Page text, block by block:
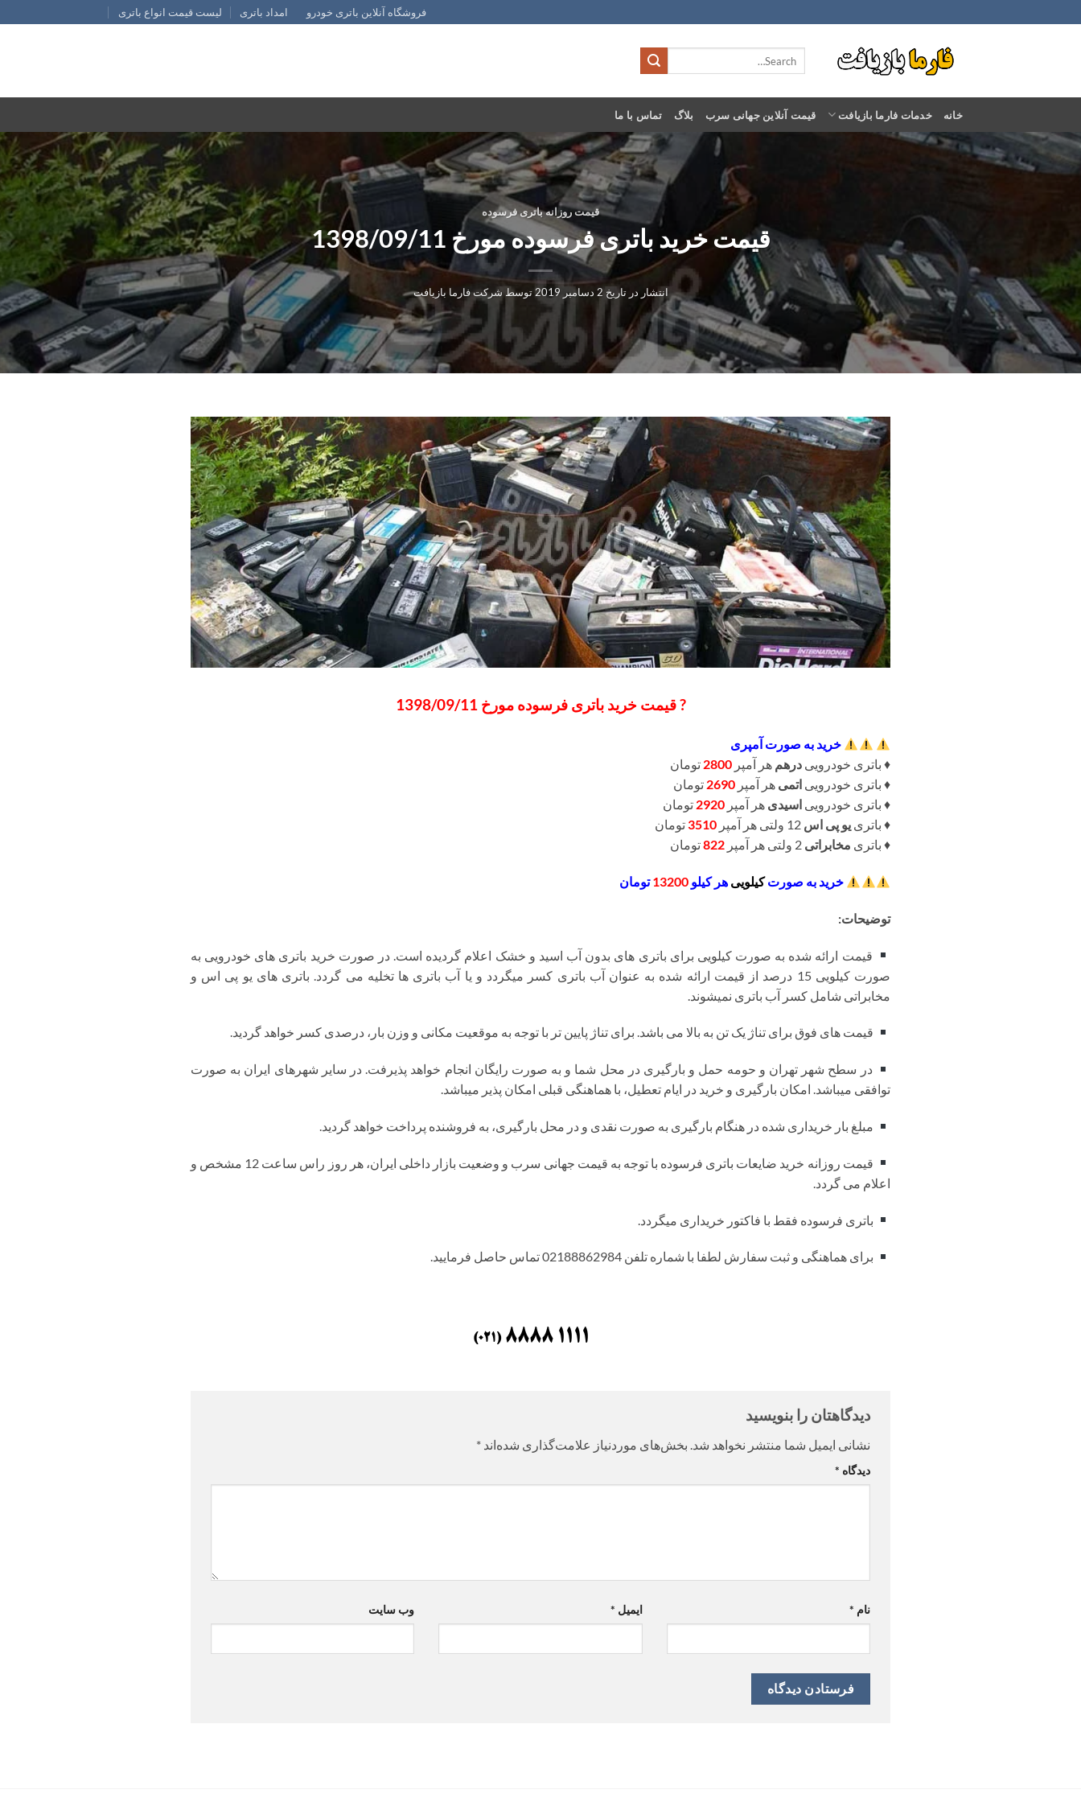
to
فروشگاه آنلاین باتری خودرو امداد باتری لیست قیمت انواع باتری
خانه خدمات فارما بازیافت قیمت آنلاین جهانی سرب بلاگ تماس با ما
قیمت روزانه باتری فرسوده
قیمت خرید باتری فرسوده مورخ 1398/09/11
انتشار در تاریخ 2 دسامبر 2019 توسط شرکت فارما بازیافت
? قیمت خرید باتری فرسوده مورخ 1398/09/11
خرید به صورت آمپری
♦️ باتری خودرویی درهم هر آمپر 2800 تومان
♦️ باتری خودرویی اتمی هر آمپر 2690 تومان
♦️ باتری خودرویی اسیدی هر آمپر 2920 تومان
♦️ باتری یو پی اس 3510تومان
♦️ باتری مخابراتی 822تومان
خرید به صورتکیلویی هر کیلو 13200تومان
توضیحات:
قیمت ارائه شده به صورت کیلویی برای باتری های بدون آب اسید و خشک اعلام گردیده است. در صورت خرید باتری های خودرویی به
صورت کیلویی 15 درصد از قیمت ارائه شده به عنوان آب باتری کسر میگردد و یا آب باتری ها تخلیه می گردد. باتری های یو پی اس و
مخابراتی شامل کسر آب باتری نمیشوند.
قیمت های فوق برای تناژ یک تن به بالا می باشد. برای تناژ پایین تر با توجه به موقعیت مکانی و وزن بار، درصدی کسر خواهد گردید.
در سطح شهر تهران و حومه حمل و بارگیری در محل شما و به صورت رایگان انجام خواهد پذیرفت. در سایر شهرهای ایران به صورت
توافقی میباشد. امکان بارگیری و خرید در ایام تعطیل، با هماهنگی قبلی امکان پذیر میباشد.
مبلغ بار خریداری شده در هنگام بارگیری به صورت نقدی و در محل بارگیری، به فروشنده پرداخت خواهد گردید.
قیمت روزانه خرید ضایعات باتری فرسوده با توجه به قیمت جهانی سرب و وضعیت بازار داخلی ایران، هر روز راس ساعت 12 مشخص و
اعلام می گردد.
باتری فرسوده فقط با فاکتور خریداری میگردد.
برای هماهنگی و ثبت سفارش لطفا با شماره تلفن 02188862984 تماس حاصل فرمایید.
دیدگاهتان را بنویسید
نشانی ایمیل شما منتشر نخواهد شد. بخش‌های موردنیاز علامت‌گذاری شده‌اند *
دیدگاه *
نام * ایمیل * وب‌ سایت